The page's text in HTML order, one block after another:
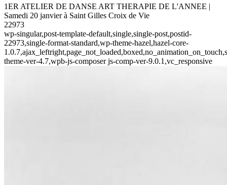
1ER ATELIER DE DANSE ART THERAPIE DE L'ANNEE |
Samedi 20 janvier à Saint Gilles Croix de Vie
22973
wp-singular,post-template-default,single,single-post,postid-
22973,single-format-standard,wp-theme-hazel,hazel-core-
theme-ver-4.7,wpb-js-composer js-comp-ver-9.0.1,vc_responsive